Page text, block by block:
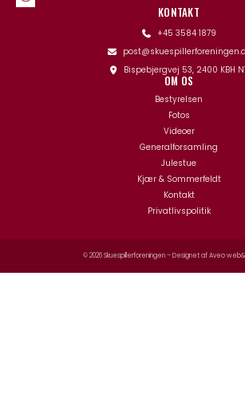
KONTAKT
+45 3584 1879
Bispebjergvej 53, 2400 KBH
OM OS
Bestyrelsen
Fotos
Videoer
Generalforsamling
Julestue
Kjær & Sommerfeldt
Kontakt
Privatlivspolitik
© 2026 Skuespillerforeningen – Designet afAveo